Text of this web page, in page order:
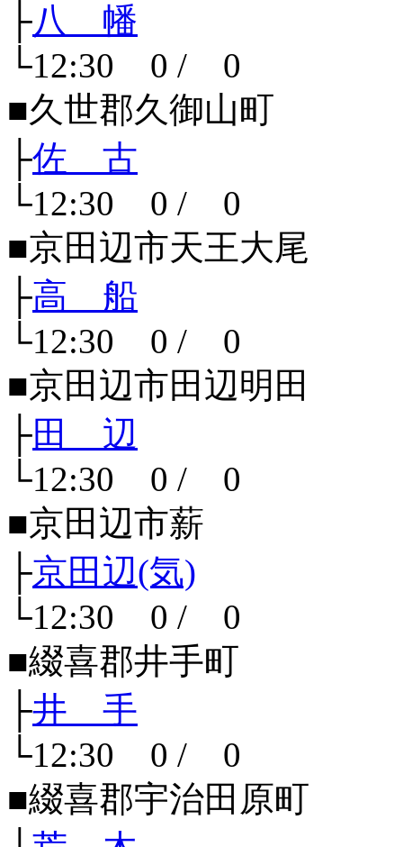
├八 幡
└12:30 0 / 0
■久世郡久御山町
├佐 古
└12:30 0 / 0
■京田辺市天王大尾
├高 船
└12:30 0 / 0
■京田辺市田辺明田
├田 辺
└12:30 0 / 0
■京田辺市薪
├京田辺(気)
└12:30 0 / 0
■綴喜郡井手町
├井 手
└12:30 0 / 0
■綴喜郡宇治田原町